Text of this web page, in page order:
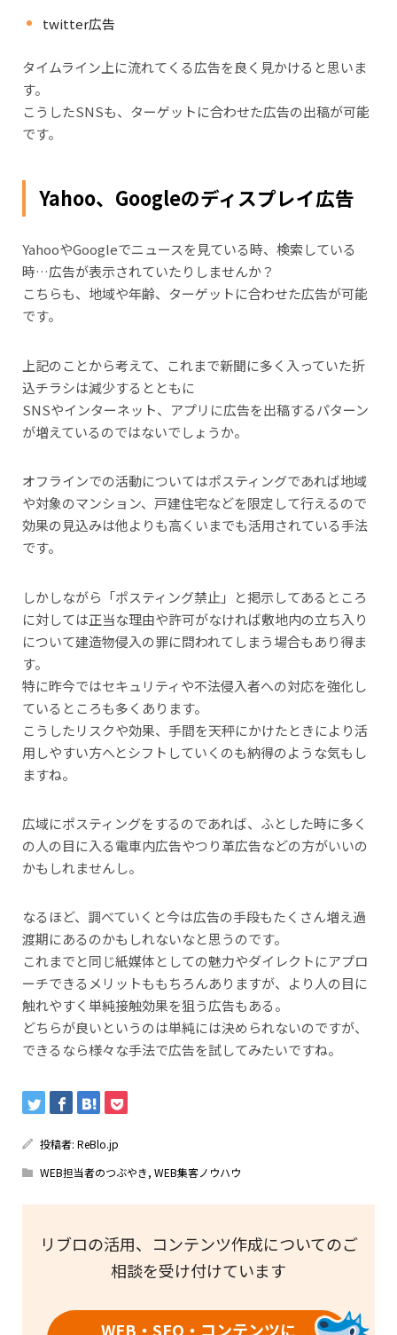
twitter広告
タイムライン上に流れてくる広告を良く見かけると思いま
す。
こうしたSNSも、ターゲットに合わせた広告の出稿が可能
です。
Yahoo、Googleのディスプレイ広告
YahooやGoogleでニュースを見ている時、検索している
時…広告が表示されていたりしませんか？
こちらも、地域や年齢、ターゲットに合わせた広告が可能
です。
上記のことから考えて、これまで新聞に多く入っていた折
込チラシは減少するとともに
SNSやインターネット、アプリに広告を出稿するパターン
が増えているのではないでしょうか。
オフラインでの活動についてはポスティングであれば地域
や対象のマンション、戸建住宅などを限定して行えるので
効果の見込みは他よりも高くいまでも活用されている手法
です。
しかしながら「ポスティング禁止」と掲示してあるところ
に対しては正当な理由や許可がなければ敷地内の立ち入り
について建造物侵入の罪に問われてしまう場合もあり得ま
す。
特に昨今ではセキュリティや不法侵入者への対応を強化し
ているところも多くあります。
こうしたリスクや効果、手間を天秤にかけたときにより活
用しやすい方へとシフトしていくのも納得のような気もし
ますね。
広域にポスティングをするのであれば、ふとした時に多く
の人の目に入る電車内広告やつり革広告などの方がいいの
かもしれませんし。
なるほど、調べていくと今は広告の手段もたくさん増え過
渡期にあるのかもしれないなと思うのです。
これまでと同じ紙媒体としての魅力やダイレクトにアプロ
ーチできるメリットももちろんありますが、より人の目に
触れやすく単純接触効果を狙う広告もある。
どちらが良いというのは単純には決められないのですが、
できるなら様々な手法で広告を試してみたいですね。
投稿者: ReBlo.jp
WEB担当者のつぶやき, WEB集客ノウハウ
リブロの活用、コンテンツ作成についてのご
相談を受け付けています
WEB・SEO・コンテンツに